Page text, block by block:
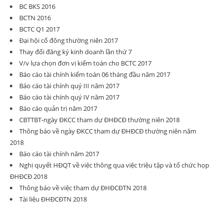
BC BKS 2016
BCTN 2016
BCTC Q1 2017
Đại hội cổ đông thường niên 2017
Thay đổi đăng ký kinh doanh lần thứ 7
V/v lựa chọn đơn vị kiểm toán cho BCTC 2017
Báo cáo tài chính kiểm toán 06 tháng đầu năm 2017
Báo cáo tài chính quý III năm 2017
Báo cáo tài chính quý IV năm 2017
Báo cáo quản trị năm 2017
CBTTBT-ngày ĐKCC tham dự ĐHĐCĐ thường niên 2018
Thông báo về ngày ĐKCC tham dự ĐHĐCĐ thường niên năm
2018
Báo cáo tài chính năm 2017
Nghị quyết HĐQT về việc thông qua việc triệu tập và tổ chức họp
ĐHĐCĐ 2018
Thông báo về việc tham dự ĐHĐCĐTN 2018
Tài liệu ĐHĐCĐTN 2018